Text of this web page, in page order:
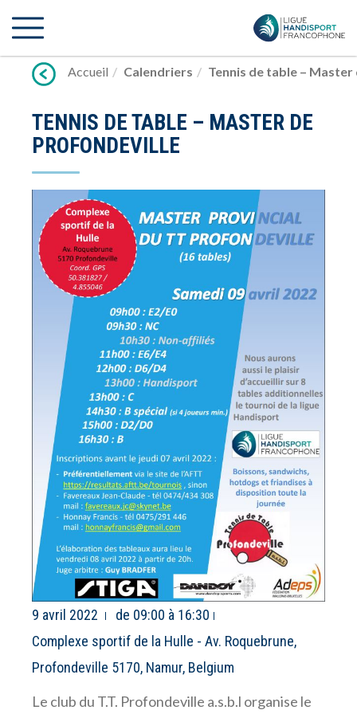
vers
Accueil
Calendriers Tennis de table –
TENNIS DE TABLE – MASTER DE
PROFONDEVILLE
9 avril 2022
de 09:00 à 16:30
Complexe sportif de la Hulle - Av. Roquebrune,
Profondeville 5170, Namur, Belgium
Le club du T.T. Profondeville a.s.b.l organise le